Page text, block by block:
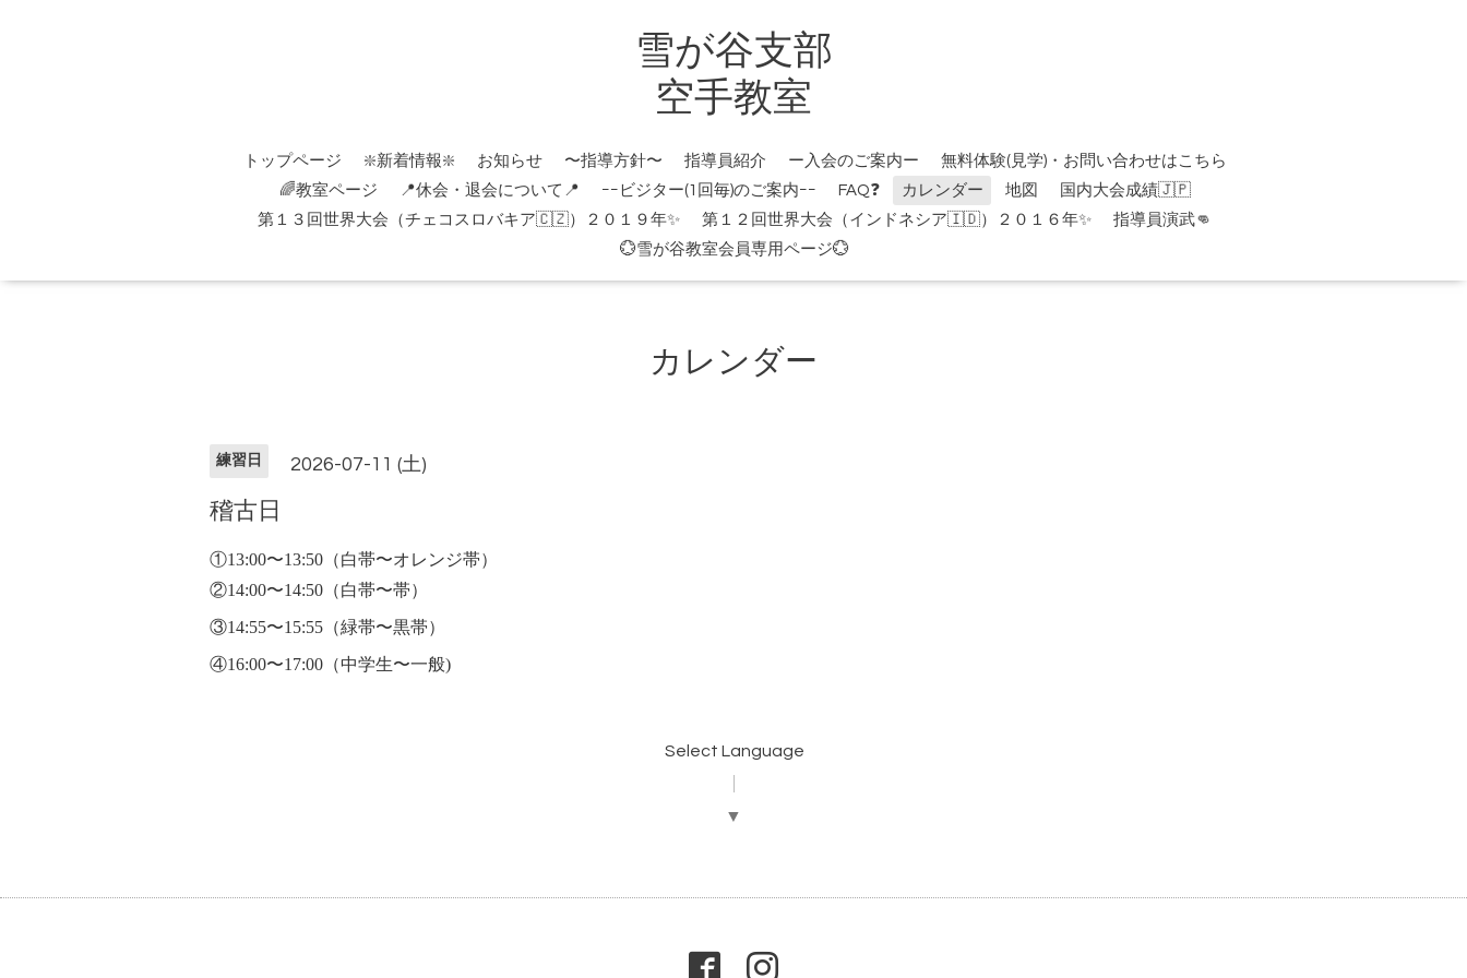
雪が谷支部
空手教室
トップページ ❇️新着情報❇️ お知らせ 〜指導方針〜 指導員紹介 ー入会のご案内ー
無料体験(見学)・お問い合わせはこちら
🌈教室ページ
📍休会・退会について📍 ｰｰビジター(1回毎)のご案内ｰｰ FAQ❓ カレンダー 地図
国内大会成績🇯🇵
第１３回世界大会（チェコスロバキア🇨🇿）２０１９年✨
第１２回世界大会（インドネシア🇮🇩）２０１６年✨
指導員演武👊
💮雪が谷教室会員専用ページ💮
カレンダー
練習日 2026-07-11 (土)
稽古日
①13:00〜13:50 （白帯〜オレンジ帯）
②14:00〜14:50（白帯〜帯）
③14:55〜15:55（緑帯〜黒帯）
④16:00〜17:00（中学生〜一般)
Select Language
▼